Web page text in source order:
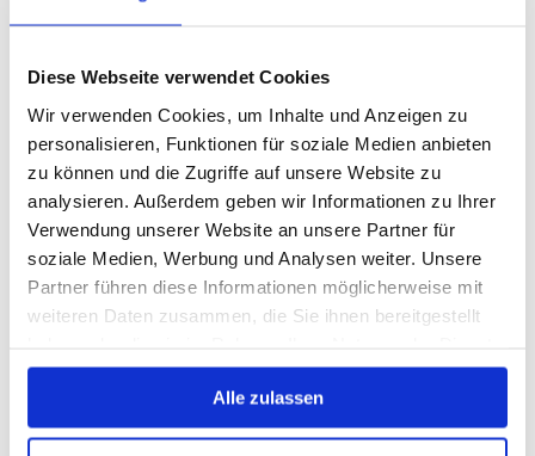
Diese Webseite verwendet Cookies
Wir verwenden Cookies, um Inhalte und Anzeigen zu
personalisieren, Funktionen für soziale Medien anbieten
zu können und die Zugriffe auf unsere Website zu
analysieren. Außerdem geben wir Informationen zu Ihrer
Verwendung unserer Website an unsere Partner für
soziale Medien, Werbung und Analysen weiter. Unsere
Partner führen diese Informationen möglicherweise mit
weiteren Daten zusammen, die Sie ihnen bereitgestellt
gesammelt haben.
Alle zulassen
1970
Klaus Wriedt
Schmiedemeister
1999
Übernahme und
Thomas Wriedt
Schmiedemeister